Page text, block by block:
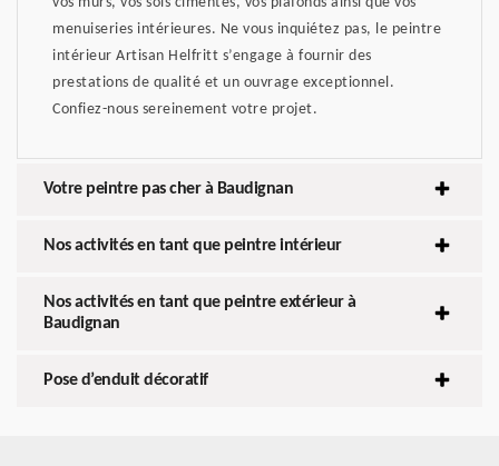
menuiseries intérieures. Ne vous inquiétez pas, le peintre
intérieur Artisan Helfritt s’engage à fournir des
prestations de qualité et un ouvrage exceptionnel.
Confiez-nous sereinement votre projet.
Votre peintre pas cher à Baudignan
Nos activités en tant que peintre intérieur
Nos activités en tant que peintre extérieur à
Baudignan
Pose d’enduit décoratif